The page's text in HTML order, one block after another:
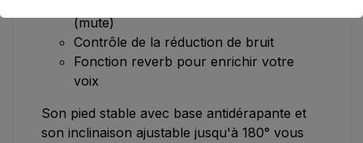
(mute)
Contrôle de la réduction de bruit
Fonction reverb pour enrichir votre
voix
Son pied stable avec base antidérapante et
son inclinaison ajustable jusqu'à 180° vous